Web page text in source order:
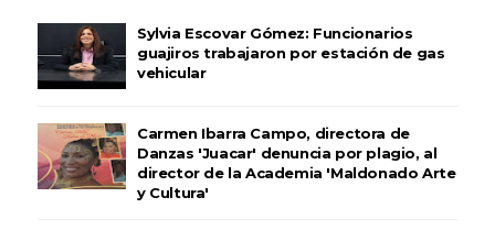
Sylvia Escovar Gómez: Funcionarios
guajiros trabajaron por estación de gas
vehicular
Carmen Ibarra Campo, directora de
Danzas 'Juacar' denuncia por plagio, al
director de la Academia 'Maldonado Arte
y Cultura'